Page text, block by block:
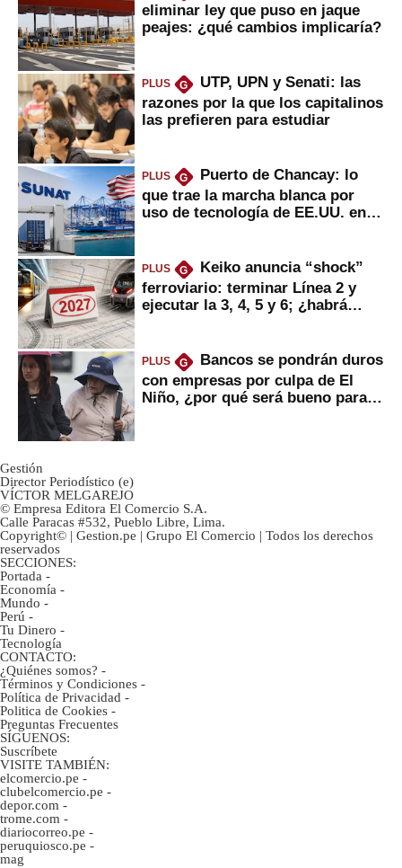
eliminar ley que puso en jaque
peajes: ¿qué cambios implicaría?
PLUS G
UTP, UPN y Senati: las
razones por la que los capitalinos
las prefieren para estudiar
PLUS G
Puerto de Chancay: lo
que trae la marcha blanca por
uso de tecnología de EE.UU. en
PLUS G
Keiko anuncia “shock”
ferroviario: terminar Línea 2 y
ejecutar la 3, 4, 5 y 6; ¿habrá
PLUS G
Bancos se pondrán duros
con empresas por culpa de El
Niño, ¿por qué será bueno para
Gestión
Director Periodístico (e)
VÍCTOR MELGAREJO
© Empresa Editora El Comercio S.A.
Calle Paracas #532, Pueblo Libre, Lima.
Copyright© | Gestion.pe | Grupo El Comercio | Todos los derechos
reservados
SECCIONES:
Portada -
Economía -
Mundo -
Perú -
Tu Dinero -
Tecnología
CONTACTO:
¿Quiénes somos? -
Términos y Condiciones -
Política de Privacidad -
Politica de Cookies -
Preguntas Frecuentes
SÍGUENOS:
Suscríbete
VISITE TAMBIÉN:
elcomercio.pe -
clubelcomercio.pe -
depor.com -
trome.com -
diariocorreo.pe -
peruquiosco.pe -
mag